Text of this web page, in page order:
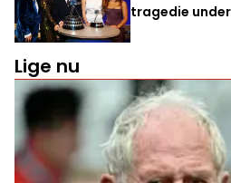
tragedie
Lige nu